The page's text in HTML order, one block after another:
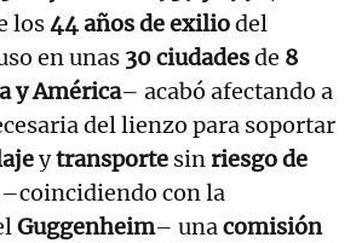
los44 años de exiliodel
en unas 30 ciudadesde 8
y América– acabó afectando a
del lienzo para soportar
ytransporte sinriesgo de
–coincidiendo con la
Guggenheim– unacomisión